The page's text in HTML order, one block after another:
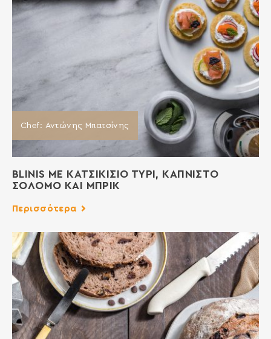
Chef: Αντώνης Μπατσίνης
BLINIS ΜΕ ΚΑΤΣΙΚΙΣΙΟ ΤΥΡΙ, ΚΑΠΝΙΣΤΟ
ΣΟΛΟΜΟ ΚΑΙ ΜΠΡΙΚ
Περισσότερα